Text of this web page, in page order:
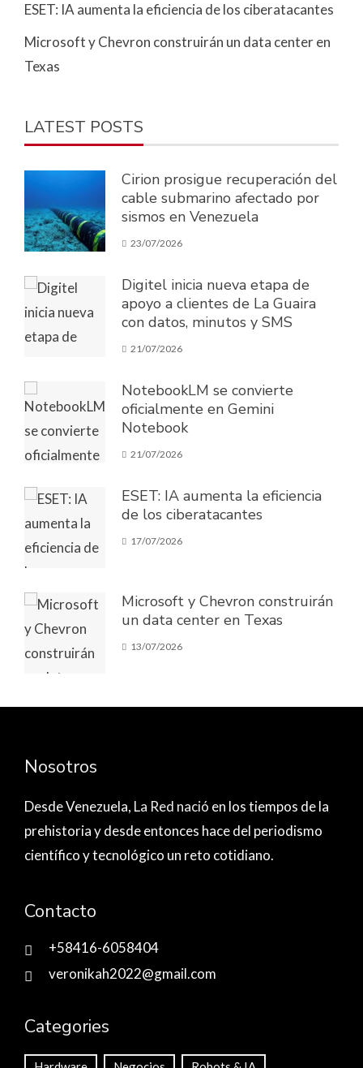
ESET: IA aumenta la eficiencia de los ciberatacantes
Microsoft y Chevron construirán un data center en
Texas
LATEST POSTS
Cirion prosigue recuperación del
cable submarino afectado por
sismos en Venezuela
23/07/2026
Digitel inicia nueva etapa de
apoyo a clientes de La Guaira
con datos, minutos y SMS
21/07/2026
NotebookLM se convierte
oficialmente en Gemini
Notebook
21/07/2026
ESET: IA aumenta la eficiencia
de los ciberatacantes
17/07/2026
Microsoft y Chevron construirán
un data center en Texas
13/07/2026
Nosotros
Desde Venezuela, La Red nació en los tiempos de la
prehistoria y desde entonces hace del periodismo
científico y tecnológico un reto cotidiano.
Contacto
+58416-6058404
veronikah2022@gmail.com
Categories